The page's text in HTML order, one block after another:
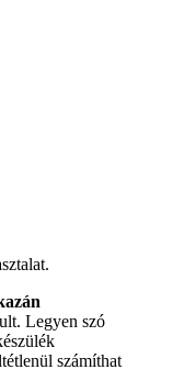
Legyen szó
számíthat